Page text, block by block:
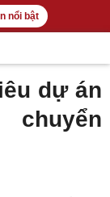
nổi bật
dự án